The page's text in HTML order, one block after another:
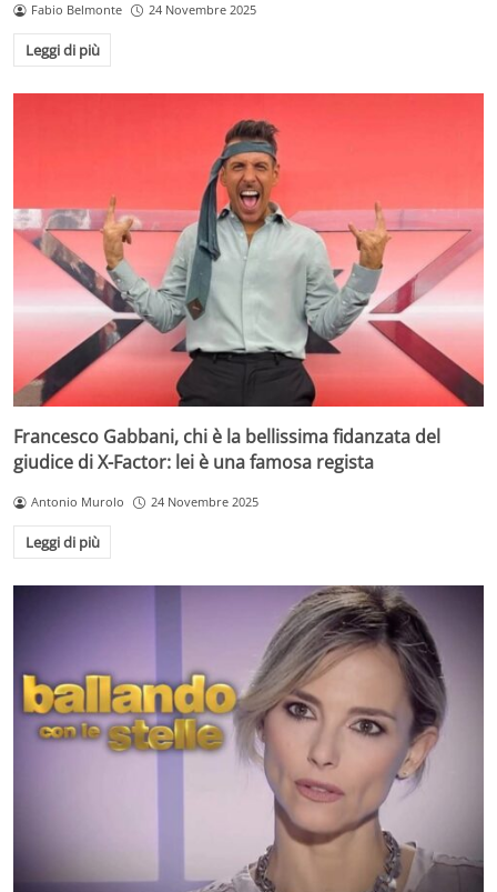
Fabio Belmonte 24 Novembre 2025
Leggi di più
Francesco Gabbani, chi è la bellissima fidanzata del
giudice di X-Factor: lei è una famosa regista
Antonio Murolo 24 Novembre 2025
Leggi di più